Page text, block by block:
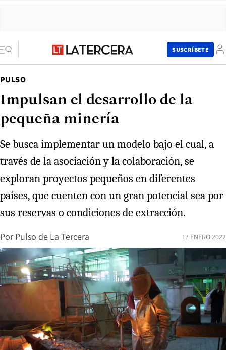
SUSCRÍBETE
PULSO
Impulsan el desarrollo de la
pequeña minería
Se busca implementar un modelo bajo el cual, a
través de la asociación y la colaboración, se
exploran proyectos pequeños en diferentes
países, que cuenten con un gran potencial sea por
sus reservas o condiciones de extracción.
Por Pulso de La Tercera 17 ENERO 2022